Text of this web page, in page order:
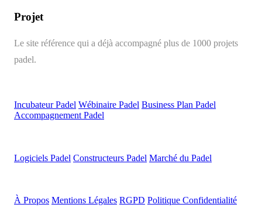
Projet
Le site référence qui a déjà accompagné plus de 1000 projets
padel.
Incubateur Padel Wébinaire Padel Business Plan Padel
Accompagnement Padel
Logiciels Padel Constructeurs Padel Marché du Padel
À Propos Mentions Légales RGPD Politique Confidentialité